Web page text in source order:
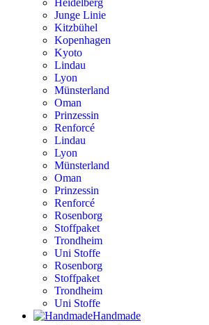
Heidelberg
Junge Linie
Kitzbühel
Kopenhagen
Kyoto
Lindau
Lyon
Münsterland
Oman
Prinzessin
Renforcé
Lindau
Lyon
Münsterland
Oman
Prinzessin
Renforcé
Rosenborg
Stoffpaket
Trondheim
Uni Stoffe
Rosenborg
Stoffpaket
Trondheim
Uni Stoffe
Handmade